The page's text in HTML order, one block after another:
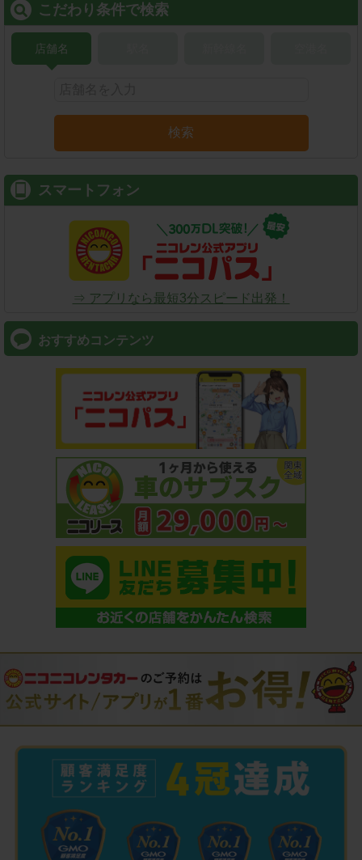
こだわり条件で検索
店舗名
検索
スマートフォン
⇒ アプリなら最短3分スピード出発！
おすすめコンテンツ